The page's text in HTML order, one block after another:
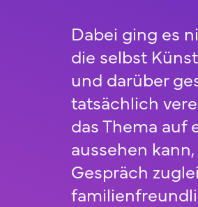
Dabei ging es
die selbst
und darüber
tatsächlich
das Thema auf
aussehen
Gespräch